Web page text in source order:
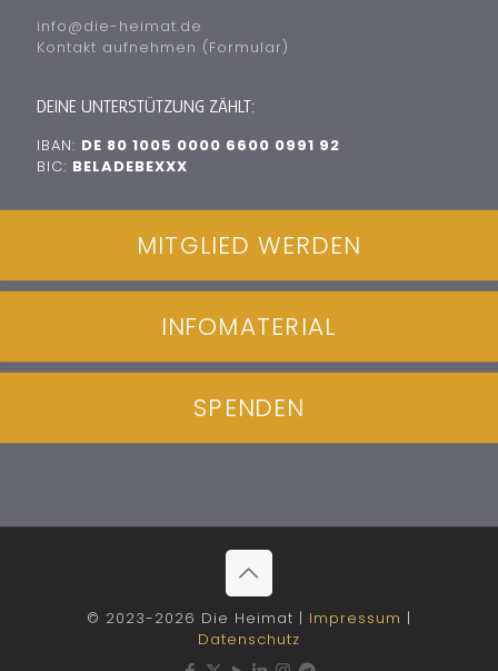
info@die-heimat.de
Kontakt aufnehmen (Formular)
DEINE UNTERSTÜTZUNG ZÄHLT:
IBAN: DE 80 1005 0000 6600 0991 92
BIC: BELADEBEXXX
MITGLIED WERDEN
INFOMATERIAL
SPENDEN
© 2023-2026 Die Heimat | Impressum |
Datenschutz